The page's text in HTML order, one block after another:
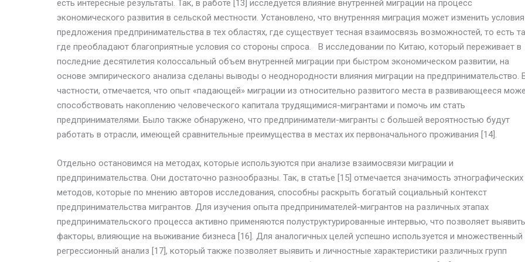
есть интересные результаты. Так, в работе [13] исследуется влияние внутренней миграции на процесс
экономического развития в сельской местности. Установлено, что внутренняя миграция может изменить условия
предложения предпринимательства в тех областях, где существует тесная взаимосвязь возможностей, то есть
где преобладают благоприятные условия со стороны спроса. В исследовании по Китаю, который переживает в
последние десятилетия колоссальный объем внутренней миграции при быстром экономическом развитии, на
основе эмпирического анализа сделаны выводы о неоднородности влияния миграции на предпринимательство.
частности, отмечается, что опыт «падающей» миграции из относительно развитого места в развивающееся
способствовать накоплению человеческого капитала трудящимися-мигрантами и помочь им стать
предпринимателями. Было также обнаружено, что предприниматели-мигранты с большей вероятностью будут
работать в отрасли, имеющей сравнительные преимущества в местах их первоначального проживания [14].
Отдельно остановимся на методах, которые используются при анализе взаимосвязи миграции и
предпринимательства. Они достаточно разнообразны. Так, в статье [15] отмечается значимость этнографических
методов, которые по мнению авторов исследования, способны раскрыть богатый социальный контекст
предпринимательства мигрантов. Для изучения опыта предпринимателей-мигрантов на различных этапах
предпринимательского процесса активно применяются полуструктурированные интервью, что позволяет выявить
факторы, влияющие на выживание бизнеса [16]. Для аналогичных целей успешно используется и множественный
регрессионный анализ [17], который также позволяет выявить и личностные характеристики различных групп